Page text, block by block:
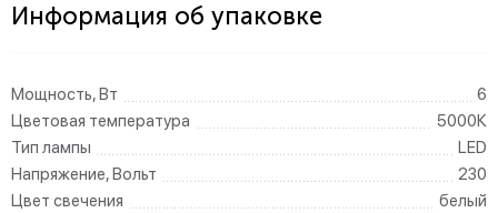
Информация об упаковке
Мощность, Вт
6
Цветовая температура
5000К
Тип лампы
LED
Напряжение, Вольт
230
Цвет свечения
белый